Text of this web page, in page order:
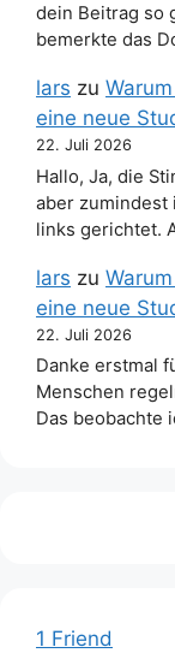
dein Beitrag so
bemerkte das
lars zu
eine neue
22. Juli 2026
Hallo, Ja, die
aber zumindest
links gerichtet.
lars zu
eine neue
22. Juli 2026
Danke erstmal
Menschen
Das beobachte
1 Friend